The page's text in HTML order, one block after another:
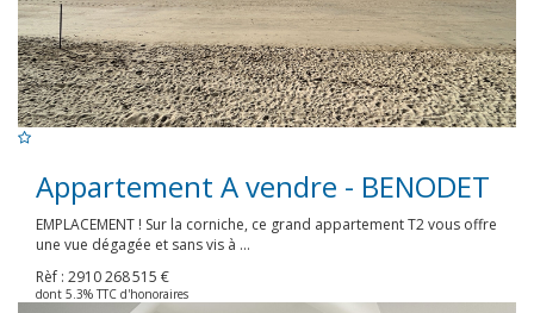
Appartement A vendre - BENODET
EMPLACEMENT ! Sur la corniche, ce grand appartement T2 vous offre
une vue dégagée et sans vis à ...
Rèf : 2910268 515 €
dont 5.3% TTC d'honoraires